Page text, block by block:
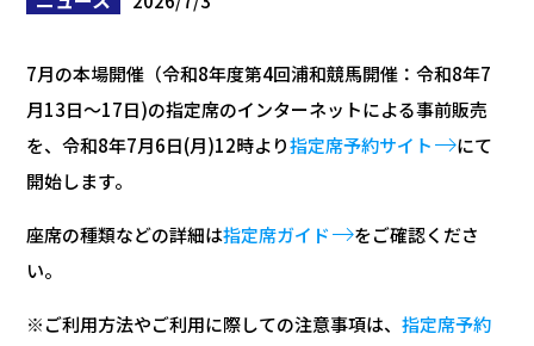
7月の本場開催（令和8年度第4回浦和競馬開催：令和8年7
月13日～17日)の指定席のインターネットによる事前販売
を、令和8年7月6日(月)12時より指定席予約サイト
にて
開始します。
座席の種類などの詳細は指定席ガイド
をご確認くださ
い。
※ご利用方法やご利用に際しての注意事項は、指定席予約